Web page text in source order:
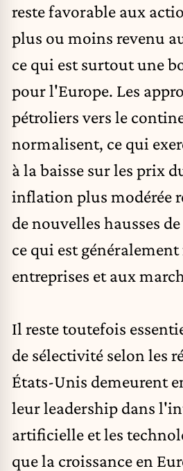
reste favorable aux
plus ou moins revenu
ce qui est surtout une
pour l'Europe. Les
pétroliers vers le
normalisent, ce qui
à la baisse sur les prix
inflation plus modérée
de nouvelles hausses
ce qui est
entreprises et aux
Il reste toutefois
de sélectivité selon les
États-Unis demeurent
leur leadership dans
artificielle et les
que la croissance en